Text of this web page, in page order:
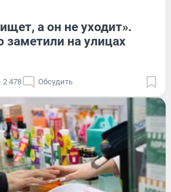
а он не уходит».
заметили на улицах
2 478 Обсудить